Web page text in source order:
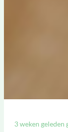
3 weken geleden